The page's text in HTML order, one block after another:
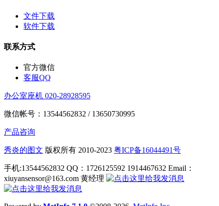
文件下载
软件下载
联系方式
官方微信
客服QQ
办公室座机 020-28928595
微信帐号：13544562832 / 13650730995
产品咨询
秀炎的图文 版权所有 2010-2023 粤ICP备16044491号
手机:13544562832 QQ：1726125592 1914467632 Email：
xiuyansensor@163.com 黄经理